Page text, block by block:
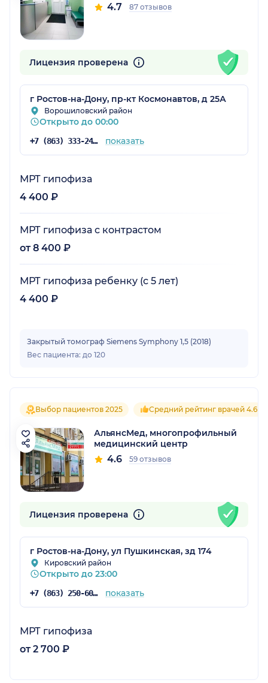
4.7 87 отзывов
Лицензия проверена
г Ростов-на-Дону, пр-кт Космонавтов, д 25А
Ворошиловский район
Открыто до 00:00
+7 (863) 333-24-01 показать
МРТ гипофиза
4 400 ₽
МРТ гипофиза с контрастом
от 8 400 ₽
МРТ гипофиза ребенку (с 5 лет)
4 400 ₽
Закрытый томограф Siemens Symphony 1,5 (2018)
Вес пациента: до 120
Выбор пациентов 2025 Средний рейтинг врачей 4.6
АльянсМед, многопрофильный
медицинский центр
4.6 59 отзывов
Лицензия проверена
г Ростов-на-Дону, ул Пушкинская, зд 174
Кировский район
Открыто до 23:00
+7 (863) 250-60-60 показать
МРТ гипофиза
от 2 700 ₽